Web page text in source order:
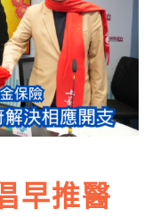
早推醫